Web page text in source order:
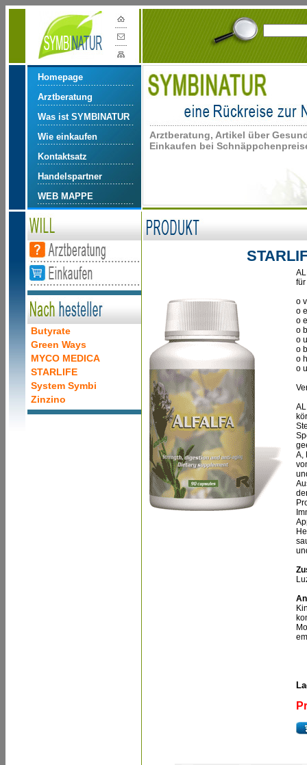
Homepage
Arztberatung
Was ist SYMBINATUR
Wie einkaufen
Kontaktsatz
Handelspartner
WEB MAPPE
Arztberatung, Artikel über
Einkaufen bei
o
o
o
o
o
o
o
o
A,
Butyrate
Green Ways
MYCO MEDICA
STARLIFE
System Symbi
Zinzino